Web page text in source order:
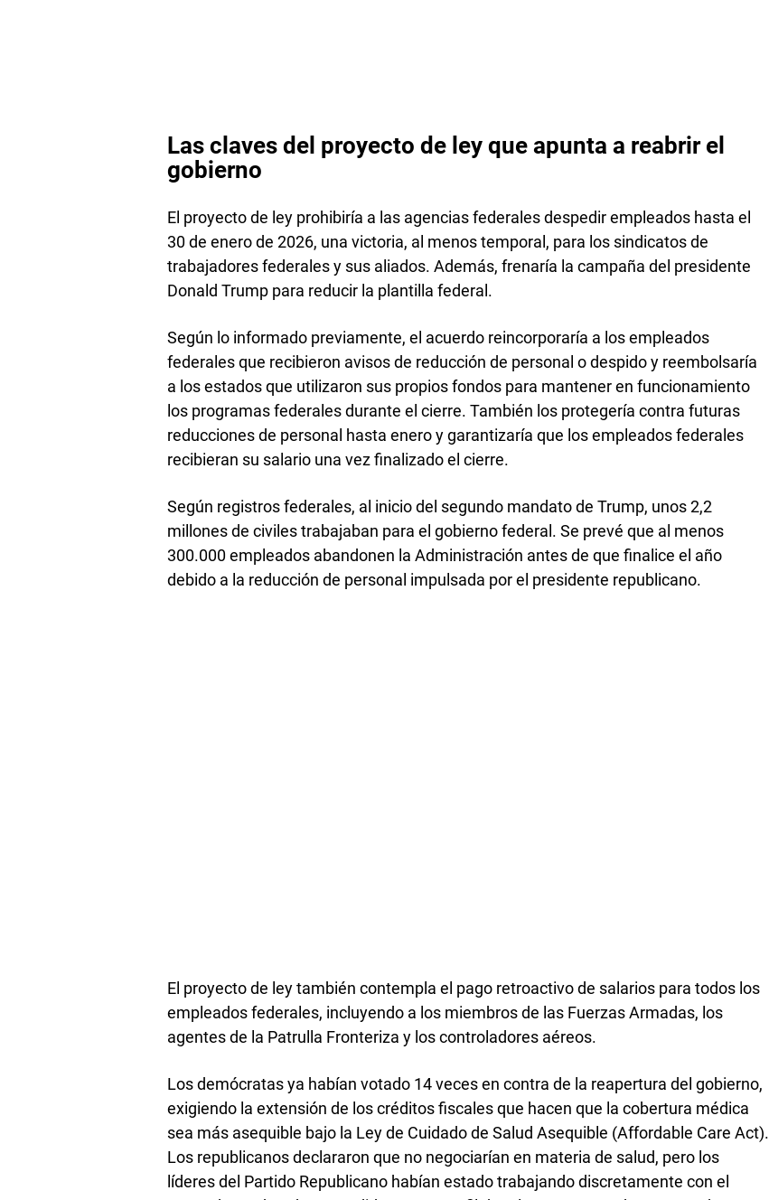
Las claves del proyecto de ley que apunta a reabrir el
gobierno
El proyecto de ley prohibiría a las agencias federales despedir empleados hasta el
30 de enero de 2026, una victoria, al menos temporal, para los sindicatos de
trabajadores federales y sus aliados. Además, frenaría la campaña del presidente
Donald Trump para reducir la plantilla federal.
Según lo informado previamente, el acuerdo reincorporaría a los empleados
federales que recibieron avisos de reducción de personal o despido y reembolsaría
a los estados que utilizaron sus propios fondos para mantener en funcionamiento
los programas federales durante el cierre. También los protegería contra futuras
reducciones de personal hasta enero y garantizaría que los empleados federales
recibieran su salario una vez finalizado el cierre.
Según registros federales, al inicio del segundo mandato de Trump, unos 2,2
millones de civiles trabajaban para el gobierno federal. Se prevé que al menos
300.000 empleados abandonen la Administración antes de que finalice el año
debido a la reducción de personal impulsada por el presidente republicano.
El proyecto de ley también contempla el pago retroactivo de salarios para todos los
empleados federales, incluyendo a los miembros de las Fuerzas Armadas, los
agentes de la Patrulla Fronteriza y los controladores aéreos.
Los demócratas ya habían votado 14 veces en contra de la reapertura del gobierno,
exigiendo la extensión de los créditos fiscales que hacen que la cobertura médica
sea más asequible bajo la Ley de Cuidado de Salud Asequible (Affordable Care Act).
Los republicanos declararon que no negociarían en materia de salud, pero los
líderes del Partido Republicano habían estado trabajando discretamente con el